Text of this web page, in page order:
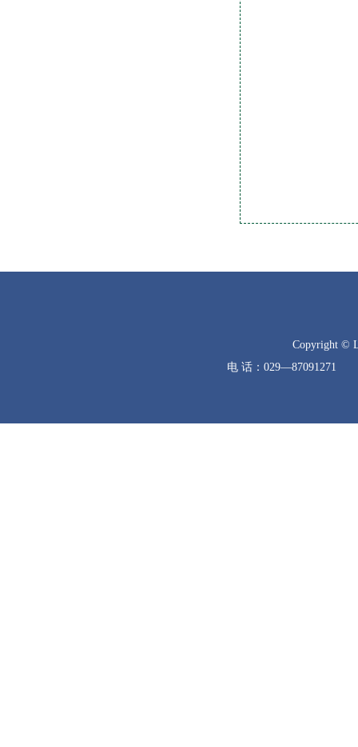
Copyright ©
电 话：029—87091271